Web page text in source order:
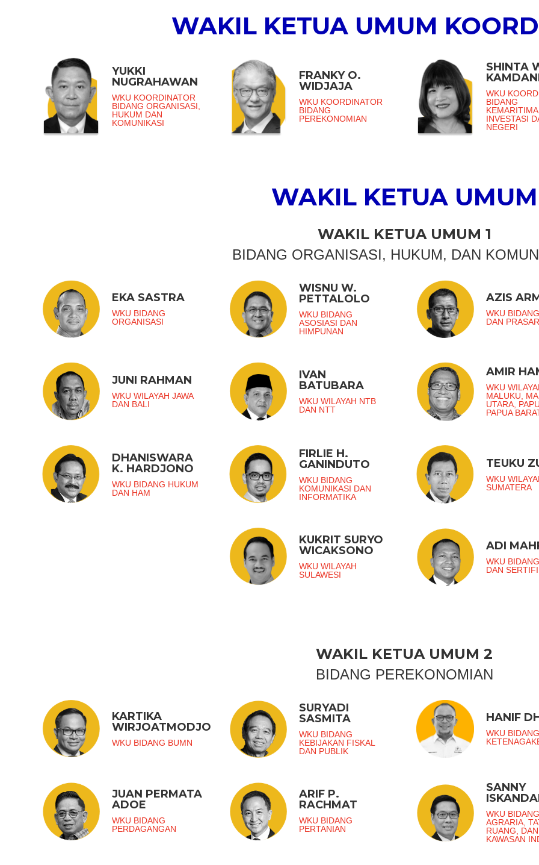
WAKIL KETUA UMUM
YUKKI
NUGRAHAWAN
WKU KOORDINATOR
BIDANG ORGANISASI,
HUKUM DAN
KOMUNIKASI
FRANKY O.
WIDJAJA
WKU KOORDINATOR
BIDANG
PEREKONOMIAN
SHINTA
WKU
BIDANG
INVESTASI
NEGERI
WAKIL KETUA UMUM
WAKIL KETUA UMUM 1
BIDANG ORGANISASI, HUKUM, DAN
EKA SASTRA
WKU BIDANG
ORGANISASI
WISNU W.
PETTALOLO
WKU BIDANG
ASOSIASI DAN
HIMPUNAN
AZIS
WKU
DAN
JUNI RAHMAN
WKU WILAYAH JAWA
DAN BALI
IVAN
BATUBARA
WKU WILAYAH NTB
DAN NTT
AMIR
WKU
MALUKU,
UTARA,
PAPUA
DHANISWARA
K. HARDJONO
WKU BIDANG HUKUM
DAN HAM
FIRLIE H.
GANINDUTO
WKU BIDANG
KOMUNIKASI DAN
INFORMATIKA
TEUKU
WKU
SUMATERA
KUKRIT SURYO
WICAKSONO
WKU WILAYAH
SULAWESI
ADI
WKU
DAN
WAKIL KETUA UMUM 2
BIDANG PEREKONOMIAN
KARTIKA
WIRJOATMODJO
WKU BIDANG BUMN
SURYADI
SASMITA
WKU BIDANG
KEBIJAKAN FISKAL
DAN PUBLIK
HANIF
WKU
JUAN PERMATA
ADOE
WKU BIDANG
PERDAGANGAN
ARIF P.
RACHMAT
WKU BIDANG
PERTANIAN
SANNY
WKU
AGRARIA,
RUANG, DAN
KAWASAN